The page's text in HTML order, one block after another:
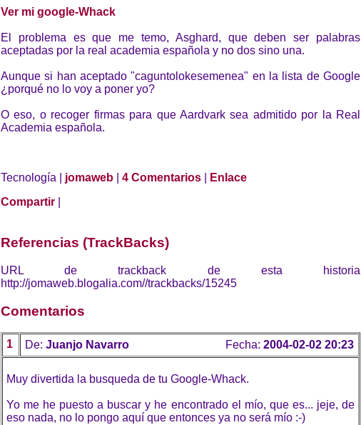
Ver mi google-Whack
El problema es que me temo, Asghard, que deben ser palabras
aceptadas por la real academia española y no dos sino una.
Aunque si han aceptado "caguntolokesemenea" en la lista de Google
¿porqué no lo voy a poner yo?
O eso, o recoger firmas para que Aardvark sea admitido por la Real
Academia española.
Tecnología | jomaweb 4 Comentarios
Enlace
Compartir
Referencias (TrackBacks)
URL de trackback de esta historia
http://jomaweb.blogalia.com//trackbacks/15245
Comentarios
1 De: Juanjo Navarro Fecha: 2004-02-02 20:23
Muy divertida la busqueda de tu Google-Whack.
Yo me he puesto a buscar y he encontrado el mío, que es... jeje, de
eso nada, no lo pongo aquí que entonces ya no será mío :-)